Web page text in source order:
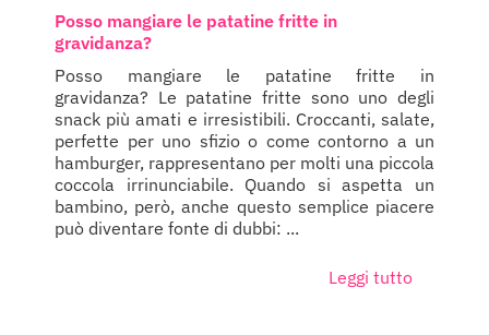
Posso mangiare le patatine fritte in
gravidanza?
Posso mangiare le patatine fritte in
gravidanza? Le patatine fritte sono uno degli
snack più amati e irresistibili. Croccanti, salate,
perfette per uno sfizio o come contorno a un
hamburger, rappresentano per molti una piccola
coccola irrinunciabile. Quando si aspetta un
bambino, però, anche questo semplice piacere
può diventare fonte di dubbi: ...
Leggi tutto